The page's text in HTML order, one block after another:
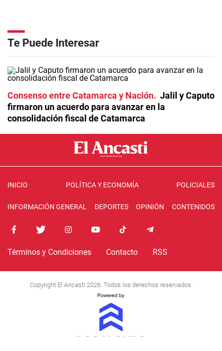
Te Puede Interesar
Consenso entre Catamarca y Nación
Jalil y Caputo
firmaron un acuerdo para avanzar en la
consolidación fiscal de Catamarca
INICIO POLÍTICA Y ECONOMÍA POLICIALES
INFORMACIÓN GENERAL DEPORTES OPINIÓN CONTENIDOS
Términos y Condiciones Contacto RSS
Copyright El Ancasti 2026. Todos los derechos reservados.